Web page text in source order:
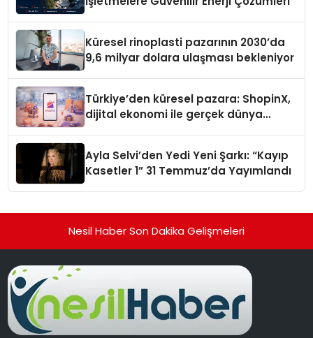
Küresel rinoplasti pazarının 2030’da
9,6 milyar dolara ulaşması bekleniyor
Türkiye’den küresel pazara: ShopinX,
dijital ekonomi ile gerçek dünya
Ayla Selvi’den Yedi Yeni Şarkı: “Kayıp
Kasetler 1” 31 Temmuz’da Yayımlandı
Nesil Haber Son Dakika Gelişmeleri